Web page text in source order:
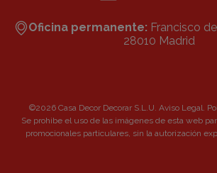
Oficina permanente: Francisco
28010 Madrid
©2026 Casa Decor Decorar S.L.U. Aviso Legal
Se prohibe el uso de las imágenes de esta web
promocionales particulares, sin la autorización